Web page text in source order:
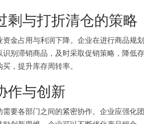
剩与打折清仓的策略
金占用与利润下降。企业在进行商品规
别滞销商品，及时采取促销策略，降低
，提升库存周转率。
作与创新
要各部门之间的紧密协作。企业应强化